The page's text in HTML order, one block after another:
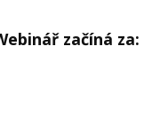
začíná za:
více!